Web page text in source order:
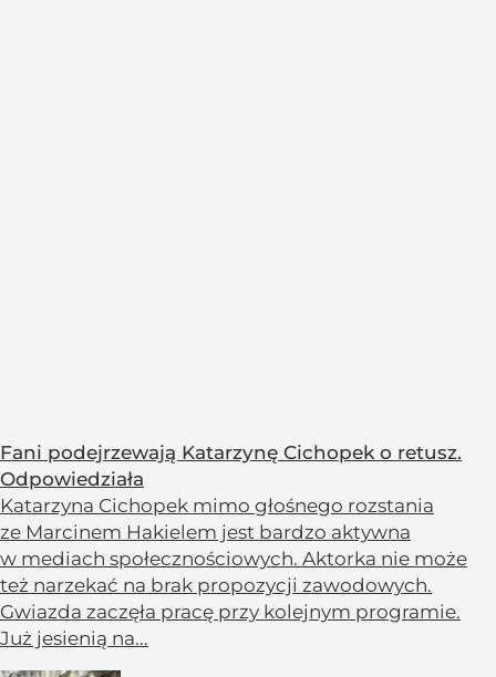
Fani podejrzewają Katarzynę Cichopek o retusz.
Odpowiedziała
Katarzyna Cichopek mimo głośnego rozstania
ze Marcinem Hakielem jest bardzo aktywna
w mediach społecznościowych. Aktorka nie może
też narzekać na brak propozycji zawodowych.
Gwiazda zaczęła pracę przy kolejnym programie.
Już jesienią na...